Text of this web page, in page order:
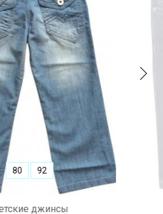
джинсы
80 92